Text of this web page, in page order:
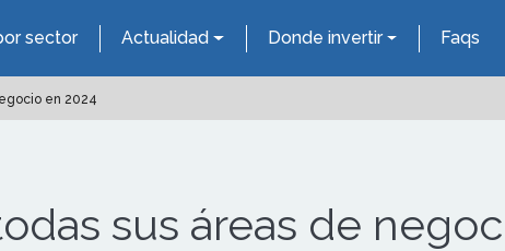
sector Actualidad Donde invertir Faqs
en 2024
sus áreas de